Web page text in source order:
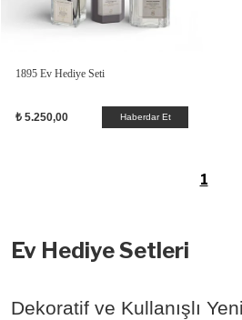
1895 Ev Hediye Seti
₺ 5.250,00 Haberdar Et
1
Ev Hediye Setleri
Dekoratif ve Kullanışlı